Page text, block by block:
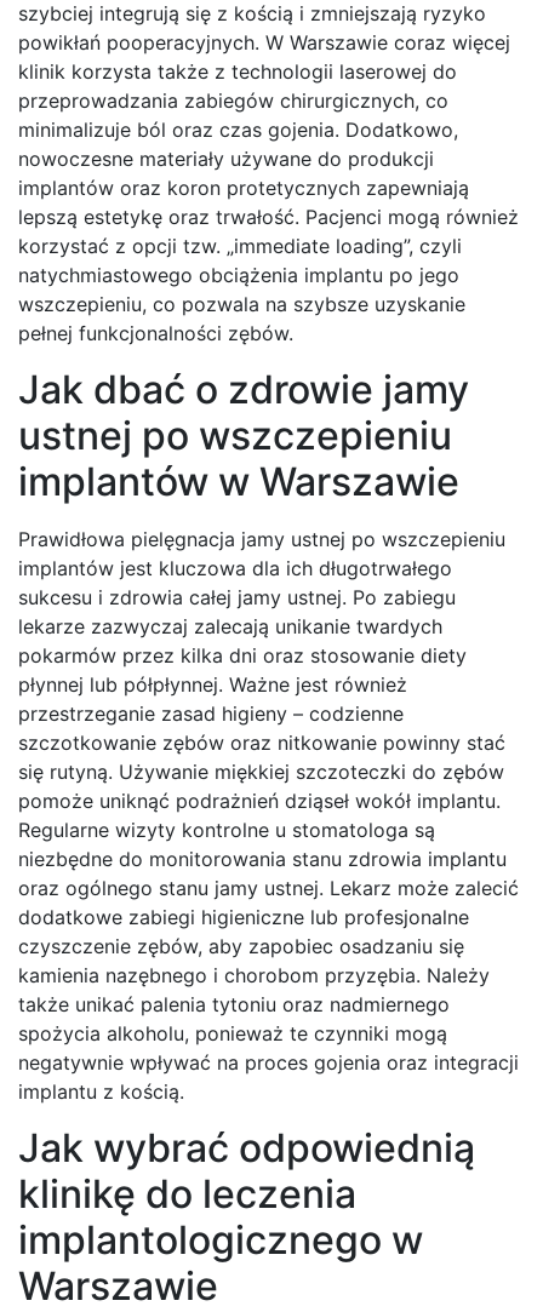
szybciej integrują się z kością i zmniejszają ryzyko
powikłań pooperacyjnych. W Warszawie coraz więcej
klinik korzysta także z technologii laserowej do
przeprowadzania zabiegów chirurgicznych, co
minimalizuje ból oraz czas gojenia. Dodatkowo,
nowoczesne materiały używane do produkcji
implantów oraz koron protetycznych zapewniają
lepszą estetykę oraz trwałość. Pacjenci mogą również
korzystać z opcji tzw. „immediate loading”, czyli
natychmiastowego obciążenia implantu po jego
wszczepieniu, co pozwala na szybsze uzyskanie
pełnej funkcjonalności zębów.
Jak dbać o zdrowie jamy
ustnej po wszczepieniu
implantów w Warszawie
Prawidłowa pielęgnacja jamy ustnej po wszczepieniu
implantów jest kluczowa dla ich długotrwałego
sukcesu i zdrowia całej jamy ustnej. Po zabiegu
lekarze zazwyczaj zalecają unikanie twardych
pokarmów przez kilka dni oraz stosowanie diety
płynnej lub półpłynnej. Ważne jest również
przestrzeganie zasad higieny – codzienne
szczotkowanie zębów oraz nitkowanie powinny stać
się rutyną. Używanie miękkiej szczoteczki do zębów
pomoże uniknąć podrażnień dziąseł wokół implantu.
Regularne wizyty kontrolne u stomatologa są
niezbędne do monitorowania stanu zdrowia implantu
oraz ogólnego stanu jamy ustnej. Lekarz może zalecić
dodatkowe zabiegi higieniczne lub profesjonalne
czyszczenie zębów, aby zapobiec osadzaniu się
kamienia nazębnego i chorobom przyzębia. Należy
także unikać palenia tytoniu oraz nadmiernego
spożycia alkoholu, ponieważ te czynniki mogą
negatywnie wpływać na proces gojenia oraz integracji
implantu z kością.
Jak wybrać odpowiednią
klinikę do leczenia
implantologicznego w
Warszawie